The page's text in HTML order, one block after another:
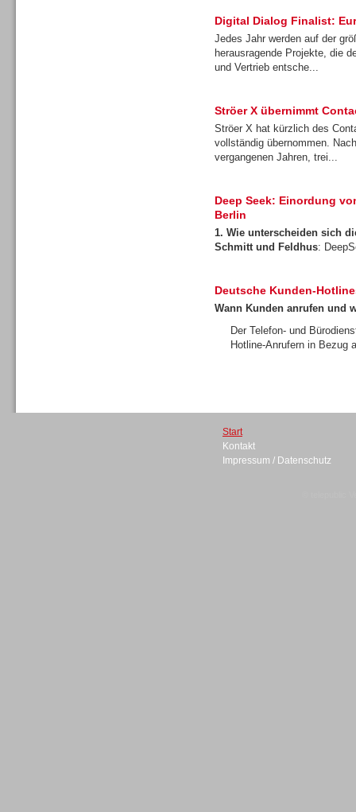
Digital Dialog Finalist:
Jedes Jahr werden auf der
herausragende Projekte, die
und Vertrieb entsche...
Ströer X übernimmt
Ströer X hat kürzlich des
vollständig übernommen.
vergangenen Jahren, trei...
Deep Seek: Einordung
Berlin
1. Wie unterscheiden sich
Schmitt und Feldhus:
Deutsche Kunden-
Wann Kunden anrufen und
Der Telefon- und
Hotline-Anrufern in Bezug
Start
Kontakt
Impressum / Datenschutz